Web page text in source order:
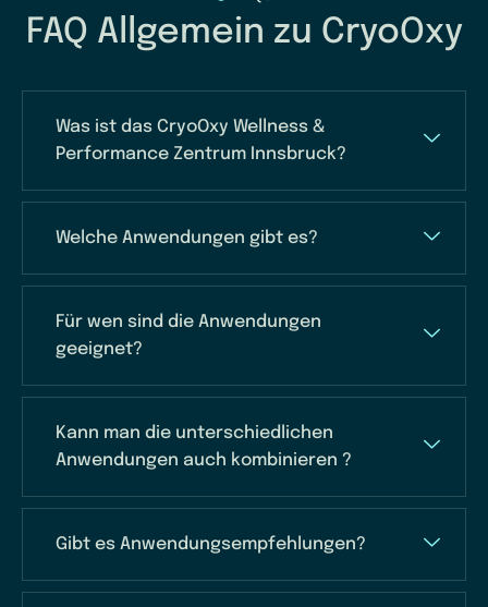
FAQ Allgemein zu CryoOxy
Was ist das CryoOxy Wellness &
Performance Zentrum Innsbruck?
Welche Anwendungen gibt es?
Für wen sind die Anwendungen
geeignet?
Kann man die unterschiedlichen
Anwendungen auch kombinieren ?
Gibt es Anwendungsempfehlungen?